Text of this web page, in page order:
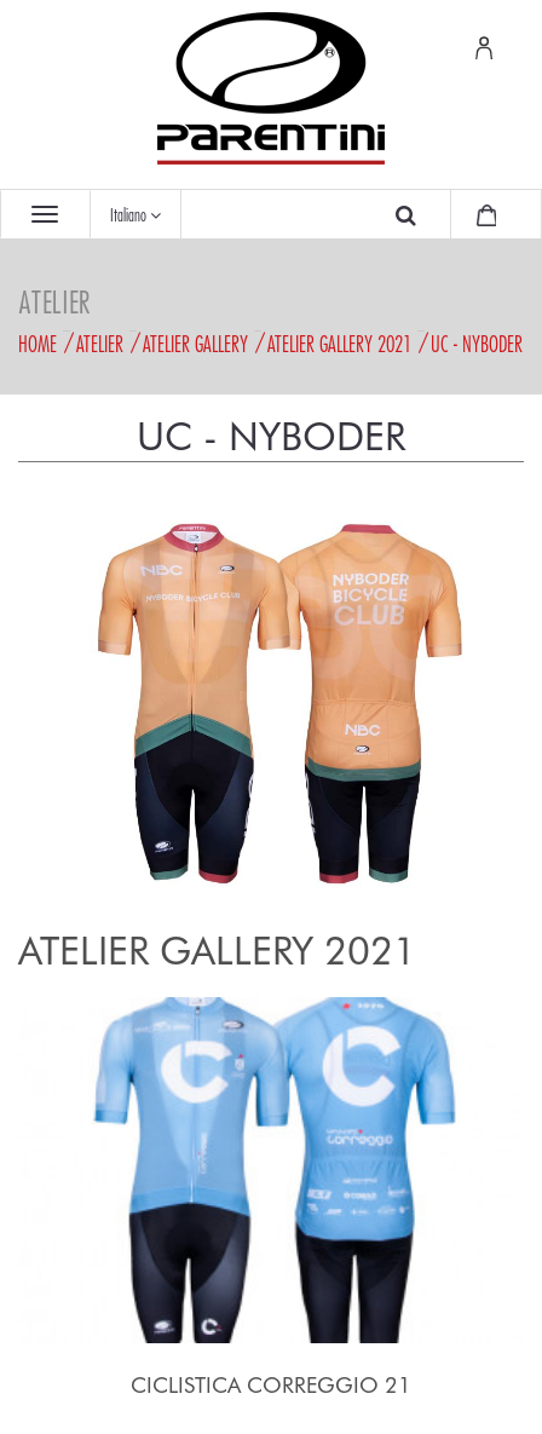
Italiano
ATELIER
HOME ATELIER ATELIER GALLERY ATELIER GALLERY 2021 UC - NYBODER
UC - NYBODER
ATELIER GALLERY 2021
CICLISTICA CORREGGIO 21